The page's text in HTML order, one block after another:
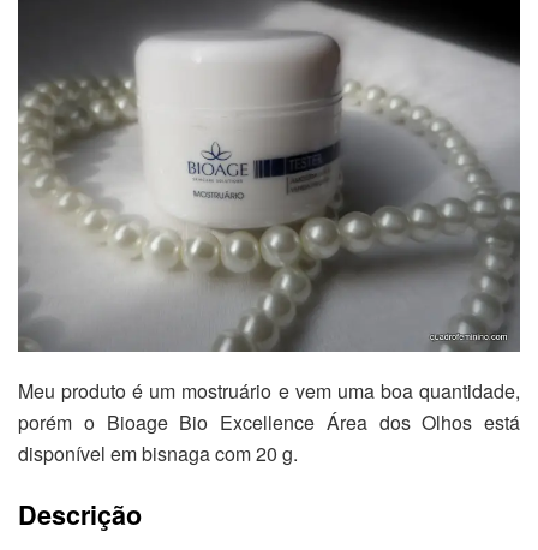
Meu produto é um mostruário e vem uma boa quantidade,
porém o Bioage Bio Excellence Área dos Olhos está
disponível em bisnaga com 20 g.
Descrição